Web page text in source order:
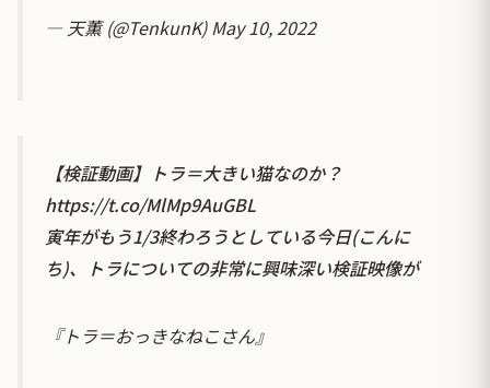
— 天薫 (@TenkunK)May 10, 2022
【検証動画】トラ＝大きい猫なのか？
https://t.co/MlMp9AuGBL
寅年がもう1/3終わろうとしている今日(こんに
ち)、トラについての非常に興味深い検証映像が
『トラ＝おっきなねこさん』